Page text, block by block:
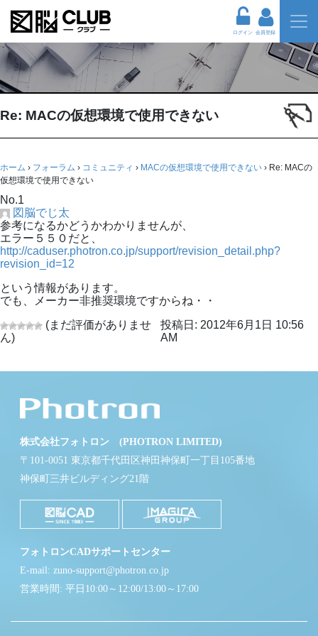
ログイン 会員登録
Re: MACの仮想環境で使用できない
ホーム › フォーラム › コミュニティ › MACの仮想環境で使用できない › Re: MACの
仮想環境で使用できない
No.1
図脳でじ太
参考になるかどうかわかりませんが、
エラー５５０だと、
http://caduser.photron.co.jp/support/revision_detail.php?
revision_id=12
という情報があります。
でも、メーカー非推奨環境ですからね・・
(まだ評価がありませ
ん)
投稿日: 2012年6月1日 10:56
AM
株式会社フォトロン (PHOTRON LIMITED)
〒101-0051 東京都千代田区神田神保町一丁目105番地
神保町三井ビルディング21階
フォトロンCADサポートセンター
E-mail: zuno-support@photron.co.jp
営業時間: 平日10:00～12:00/13:00～17:00